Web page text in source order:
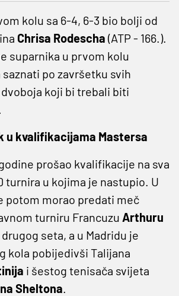
kolu sa 6-4, 6-3 bio bolji od
Chrisa Rodescha (ATP - 166.).
suparnika u prvom kolu
po završetku svih
koji bi trebali biti
u kvalifikacijama Mastersa
prošao kvalifikacije na sva
turnira u kojima je nastupio. U
potom morao predati meč
turniru Francuzu Arthuru
seta, a u Madridu je
kola pobijedivši Talijana
i šestog tenisača svijeta
Sheltona.